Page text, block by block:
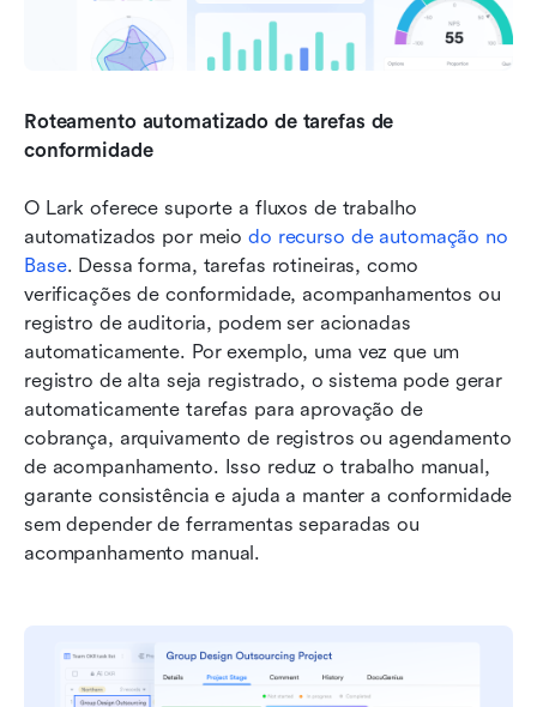
Roteamento automatizado de tarefas de
conformidade
O Lark oferece suporte a fluxos de trabalho
automatizados por meio do recurso de automação no
Base. Dessa forma, tarefas rotineiras, como
verificações de conformidade, acompanhamentos ou
registro de auditoria, podem ser acionadas
automaticamente. Por exemplo, uma vez que um
registro de alta seja registrado, o sistema pode gerar
automaticamente tarefas para aprovação de
cobrança, arquivamento de registros ou agendamento
de acompanhamento. Isso reduz o trabalho manual,
garante consistência e ajuda a manter a conformidade
sem depender de ferramentas separadas ou
acompanhamento manual.